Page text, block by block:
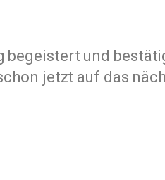
und
jetzt auf das